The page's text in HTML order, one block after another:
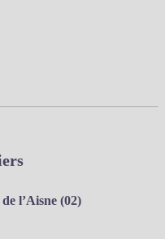
l’Aisne (02)